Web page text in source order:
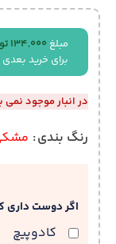
مبلغ 134,000
برای خرید
در انبار موجود نمی
رنگ بندی
اگر دوست داری
کادوپیچ